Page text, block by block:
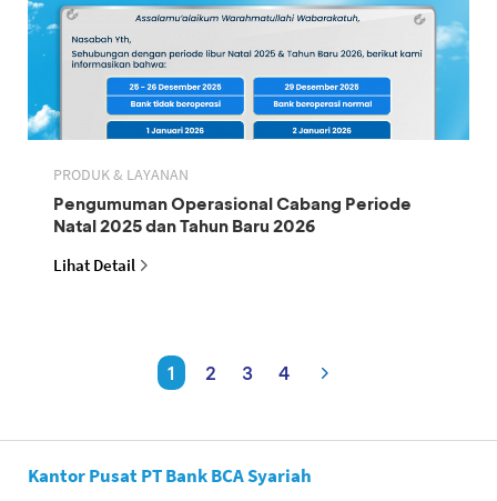
PRODUK & LAYANAN
Pengumuman Operasional Cabang Periode
Natal 2025 dan Tahun Baru 2026
Lihat Detail
1 2 3 4
Kantor Pusat PT Bank BCA Syariah